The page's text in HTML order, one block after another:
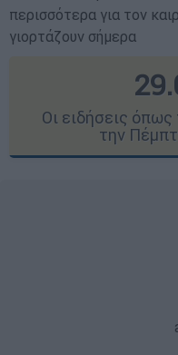
περισσότερα για τον
γιορτάζουν σήμερα
Οι ειδήσεις
την